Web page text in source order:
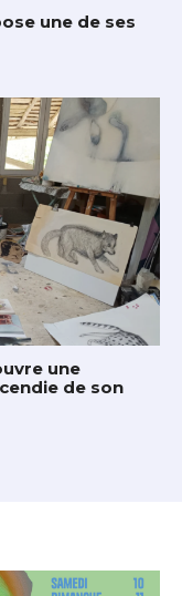
une de ses
une
de son